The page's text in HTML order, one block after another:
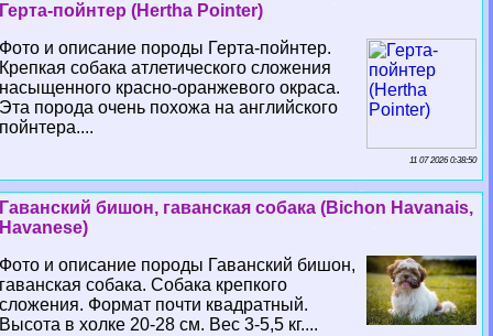
Герта-пойнтер (Hertha Pointer)
Фото и описание породы Герта-пойнтер.
Крепкая собака атлетического сложения
насыщенного красно-оранжевого окраса.
Эта порода очень похожа на английского
пойнтера....
11 07 2026 0:38:50
Гаванский бишон, гаванская собака (Bichon Havanais,
Havanese)
Фото и описание породы Гаванский бишон,
гаванская собака. Собака крепкого
сложения. Формат почти квадратный.
Высота в холке 20-28 см. Вес 3-5,5 кг....